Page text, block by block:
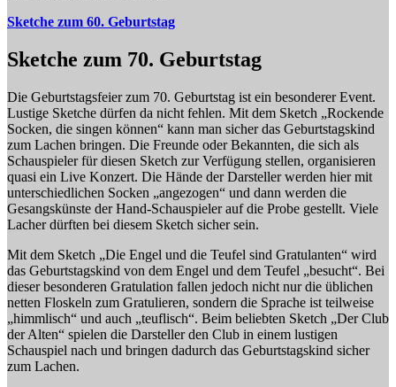
Sketche zum 60. Geburtstag
Sketche zum 70. Geburtstag
Die Geburtstagsfeier zum 70. Geburtstag ist ein besonderer Event.
Lustige Sketche dürfen da nicht fehlen. Mit dem Sketch „Rockende
Socken, die singen können“ kann man sicher das Geburtstagskind
zum Lachen bringen. Die Freunde oder Bekannten, die sich als
Schauspieler für diesen Sketch zur Verfügung stellen, organisieren
quasi ein Live Konzert. Die Hände der Darsteller werden hier mit
unterschiedlichen Socken „angezogen“ und dann werden die
Gesangskünste der Hand-Schauspieler auf die Probe gestellt. Viele
Lacher dürften bei diesem Sketch sicher sein.
Mit dem Sketch „Die Engel und die Teufel sind Gratulanten“ wird
das Geburtstagskind von dem Engel und dem Teufel „besucht“. Bei
dieser besonderen Gratulation fallen jedoch nicht nur die üblichen
netten Floskeln zum Gratulieren, sondern die Sprache ist teilweise
„himmlisch“ und auch „teuflisch“. Beim beliebten Sketch „Der Club
der Alten“ spielen die Darsteller den Club in einem lustigen
Schauspiel nach und bringen dadurch das Geburtstagskind sicher
zum Lachen.